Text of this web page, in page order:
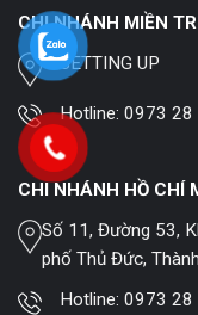
CHI NHÁNH MIỀN
SETTING UP
Hotline:0973 28
CHI NHÁNH HỒ CHÍ
Số 11, Đường 53,
phố Thủ Đức,
Hotline:0973 28